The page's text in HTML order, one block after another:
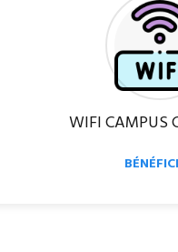
WIFI CAMPUS